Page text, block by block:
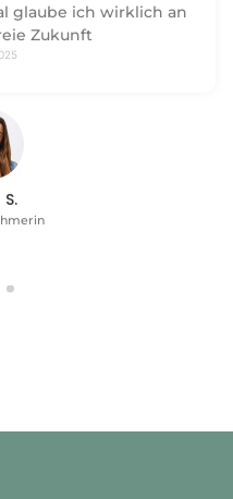
glaube ich wirklich an
Zukunft